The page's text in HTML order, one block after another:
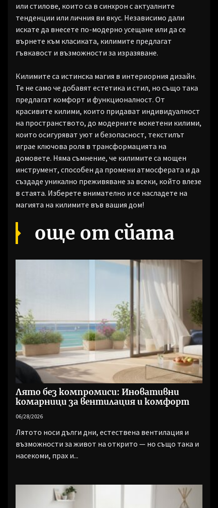
или стилове, които са в синхрон с актуалните
тенденции или личния ви вкус. Независимо дали
искате да внесете по-модерно усещане или да се
върнете към класиката, килимите предлагат
гъвкавост и възможности за изразяване.
Килимите са истинска магия в интериорния дизайн.
Те не само че добавят естетика и стил, но също така
предлагат комфорт и функционалност. От
красивите килими, които придават индивидуалност
на пространството, до модерните мокетени килими,
които осигуряват уют и безопасност, текстилът
играе ключова роля в трансформацията на
домовете. Няма съмнение, че килимите са мощен
инструмент, способен да промени атмосферата и да
създаде уникално преживяване за всеки, който влезе
в стаята. Изберете внимателно и се насладете на
магията на килимите във вашия дом!
още от сйата
Лято без компромиси: Иновативни
комарници за вентилация и комфорт
06/28/2026
Лятото носи дълги дни, естествена вентилация и
възможности за живот на открито — но също така и
насекоми, прах и...